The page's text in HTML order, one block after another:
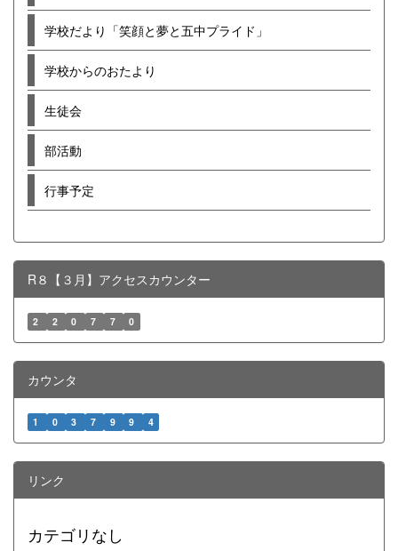
学校だより「笑顔と夢と五中プライド」
学校からのおたより
生徒会
部活動
行事予定
R８【３月】アクセスカウンター
2 2 0 7 7 0
カウンタ
1 0 3 7 9 9 4
リンク
カテゴリなし